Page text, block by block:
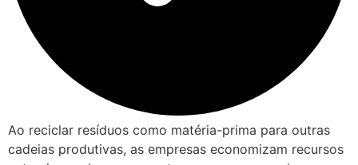
Ao reciclar resíduos como matéria-prima para outras
cadeias produtivas, as empresas economizam recursos